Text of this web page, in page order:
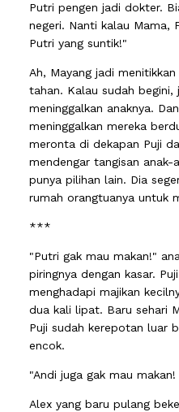
Putri pengen jadi dokter.
negeri. Nanti kalau Mama,
Putri yang suntik!"
Ah, Mayang jadi
tahan. Kalau sudah begini,
meninggalkan anaknya.
meninggalkan mereka
meronta di dekapan Puji
mendengar tangisan anak-
punya pilihan lain. Dia
rumah orangtuanya untuk
***
"Putri gak mau makan!"
piringnya dengan kasar.
menghadapi majikan
dua kali lipat. Baru sehari
Puji sudah kerepotan luar
encok.
"Andi juga gak mau
Alex yang baru pulang